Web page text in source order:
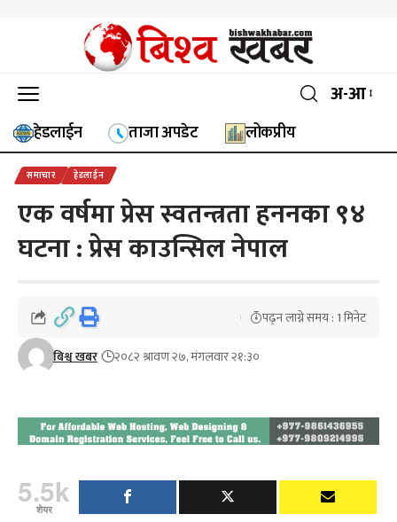
अ-आ
हेडलाईन ताजा अपडेट लोकप्रीय
समाचार हेडलाईन
एक वर्षमा प्रेस स्वतन्त्रता हननका ९४
घटना : प्रेस काउन्सिल नेपाल
बिश्व खबर २०८२ श्रावण २७, मंगलवार २१:३०
पढ्न लाग्ने समय : 1 मिनेट
5.5k
शेयर